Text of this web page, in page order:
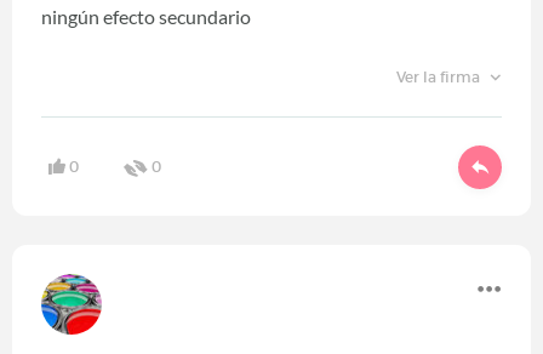
ningún efecto secundario
Ver la firma
0 0